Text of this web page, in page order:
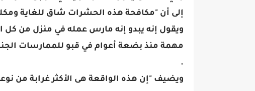
إلى أن "مكافحة هذه الحشرات شاق للغاية
ويقول إنه يبدو إنه مارس عمله في منزل من كل
مهمة منذ بضعة أعوام في قبو للممارسات
.
ويضيف "إن هذه الواقعة هى الأكثر غرابة من